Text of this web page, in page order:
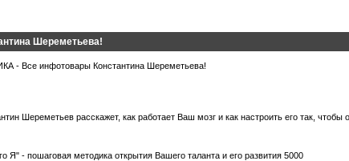
Шереметьева!
Шереметьев расскажет, как работает Ваш мозг и как настроить его так, чтобы
Я" - пошаговая методика открытия Вашего таланта и его развития 5000